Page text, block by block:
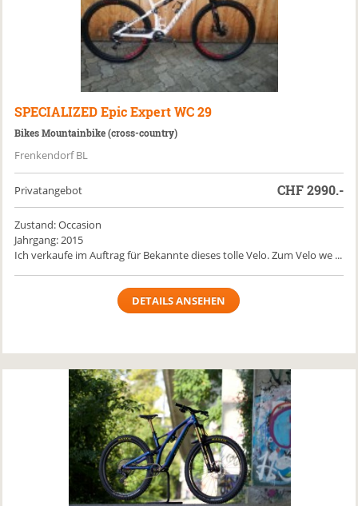
SPECIALIZED Epic Expert WC 29
Bikes Mountainbike (cross-country)
Frenkendorf BL
Privatangebot CHF2990.-
Zustand: Occasion
Jahrgang: 2015
Ich verkaufe im Auftrag für Bekannte dieses tolle Velo. Zum Velo we ...
DETAILS ANSEHEN